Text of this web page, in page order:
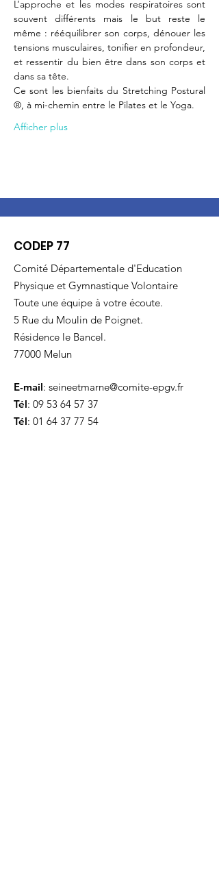
L’approche et les modes respiratoires sont
souvent différents mais le but reste le
même : rééquilibrer son corps, dénouer les
tensions musculaires, tonifier en profondeur,
et ressentir du bien être dans son corps et
dans sa tête.
Ce sont les bienfaits du Stretching Postural
®, à mi-chemin entre le Pilates et le Yoga.
Afficher plus
CODEP 77
Comité Départementale d'Education
Physique et Gymnastique Volontaire
Toute une équipe à votre écoute.
5 Rue du Moulin de Poignet.
Résidence le Bancel.
77000 Melun
E-mail: seineetmarne@comite-epgv.fr
Tél: 09 53 64 57 37
Tél: 01 64 37 77 54